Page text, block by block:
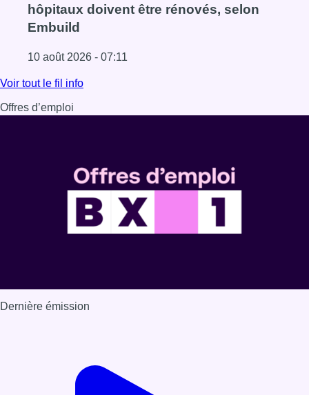
hôpitaux doivent être rénovés, selon
Embuild
10 août 2026 - 07:11
Lire l'article Chaleur : 95% des maisons de repos et
Voir tout le fil info
Offres d’emploi
Dernière émission